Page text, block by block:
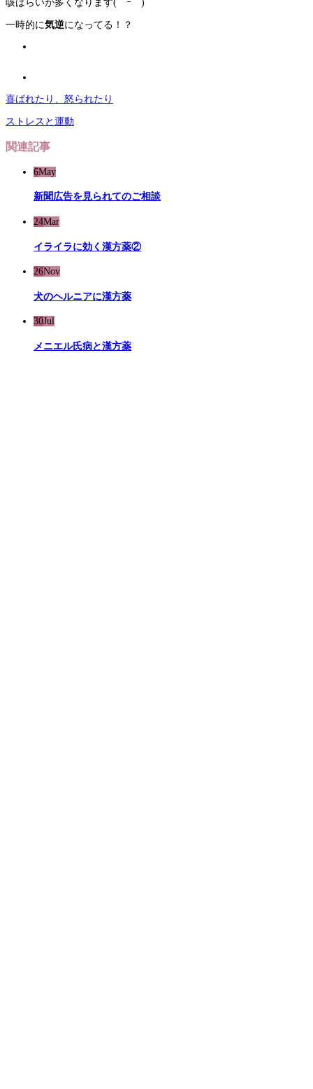
咳ばらいが多くなります(￣ｰ￣)
一時的に気逆になってる！？
喜ばれたり、怒られたり
ストレスと運動
関連記事
6May
新聞広告を見られてのご相談
24Mar
イライラに効く漢方薬②
26Nov
犬のヘルニアに漢方薬
30Jul
メニエル氏病と漢方薬